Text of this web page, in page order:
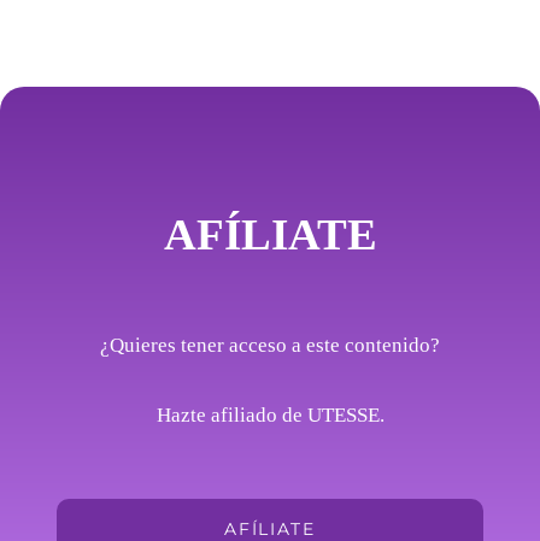
AFÍLIATE
¿Quieres tener acceso a este contenido?
Hazte afiliado de UTESSE.
AFÍLIATE